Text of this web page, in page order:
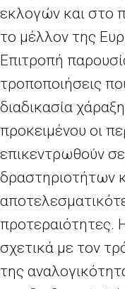
εκλογών και στο
το μέλλον της
Επιτροπή
τροποποιήσεις
διαδικασία
προκειμένου οι
επικεντρωθούν
δραστηριοτήτων
προτεραιότητες.
σχετικά με τον
της